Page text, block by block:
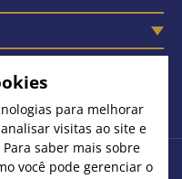
Reservados
para melhorar
visitas ao site e
saber mais sobre
você pode gerenciar o